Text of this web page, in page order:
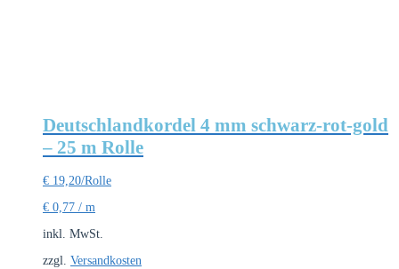
Deutschlandkordel 4 mm schwarz-rot-gold
– 25 m Rolle
€ 19,20/Rolle
€ 0,77 / m
inkl. MwSt.
zzgl. Versandkosten